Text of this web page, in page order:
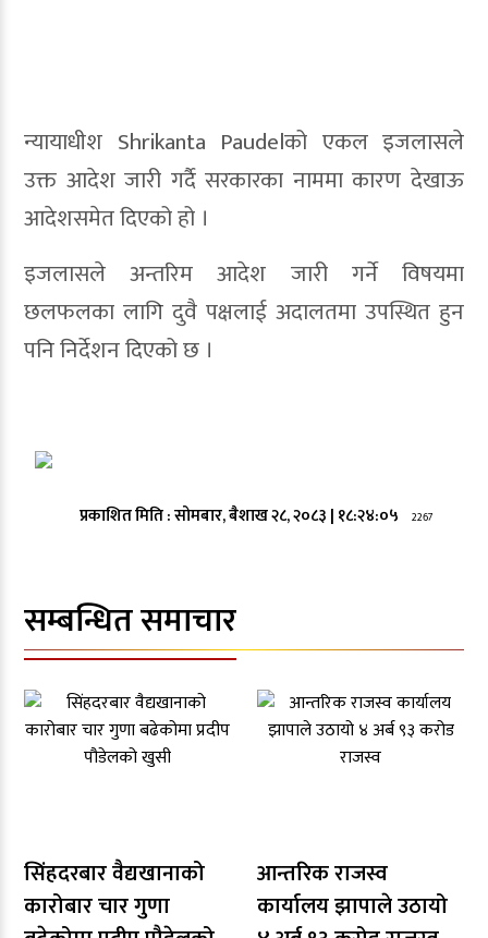
न्यायाधीश Shrikanta Paudelको एकल इजलासले
उक्त आदेश जारी गर्दै सरकारका नाममा कारण देखाऊ
आदेशसमेत दिएको हो ।
इजलासले अन्तरिम आदेश जारी गर्ने विषयमा
छलफलका लागि दुवै पक्षलाई अदालतमा उपस्थित हुन
पनि निर्देशन दिएको छ ।
प्रकाशित मिति :सोमबार, बैशाख २८, २०८३ | १८:२४:०५ 2267
सम्बन्धित समाचार
सिंहदरबार वैद्यखानाको
कारोबार चार गुणा
आन्तरिक राजस्व
कार्यालय झापाले उठायो